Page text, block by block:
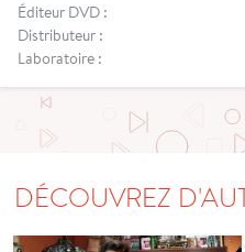
Éditeur DVD :
Distributeur :
Laboratoire :
DÉCOUVREZ